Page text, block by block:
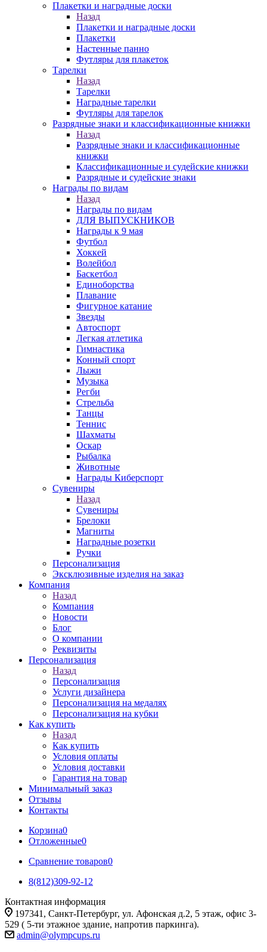
Плакетки и наградные доски
Назад
Плакетки и наградные доски
Плакетки
Настенные панно
Футляры для плакеток
Тарелки
Назад
Тарелки
Наградные тарелки
Футляры для тарелок
Разрядные знаки и классификационные книжки
Назад
Разрядные знаки и классификационные
книжки
Классификационные и судейские книжки
Разрядные и судейские знаки
Награды по видам
Назад
Награды по видам
ДЛЯ ВЫПУСКНИКОВ
Награды к 9 мая
Футбол
Хоккей
Волейбол
Баскетбол
Единоборства
Плавание
Фигурное катание
Звезды
Автоспорт
Легкая атлетика
Гимнастика
Конный спорт
Лыжи
Музыка
Регби
Стрельба
Танцы
Теннис
Шахматы
Оскар
Рыбалка
Животные
Награды Киберспорт
Сувениры
Назад
Сувениры
Брелоки
Магниты
Наградные розетки
Ручки
Персонализация
Эксклюзивные изделия на заказ
Компания
Назад
Компания
Новости
Блог
О компании
Реквизиты
Персонализация
Назад
Персонализация
Услуги дизайнера
Персонализация на медалях
Персонализация на кубки
Как купить
Назад
Как купить
Условия оплаты
Условия доставки
Гарантия на товар
Минимальный заказ
Отзывы
Контакты
Корзина0
Отложенные0
Сравнение товаров0
8(812)309-92-12
Контактная информация
197341, Санкт-Петербург, ул. Афонская д.2, 5 этаж, офис 3-
529 ( 5-ти этажное здание, напротив паркинга).
admin@olympcups.ru